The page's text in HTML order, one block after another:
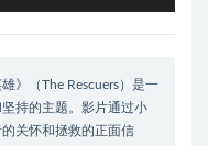
》（The Rescuers）是一
持的主题。影片通过小
关怀和拯救的正面信